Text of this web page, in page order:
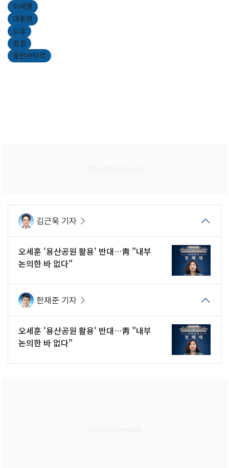
이재명
대통령
오후
몽골
울란바타르
김근욱 기자
오세훈 '용산공원 활용' 반대…靑 "내부
논의한 바 없다"
한재준 기자
오세훈 '용산공원 활용' 반대…靑 "내부
논의한 바 없다"